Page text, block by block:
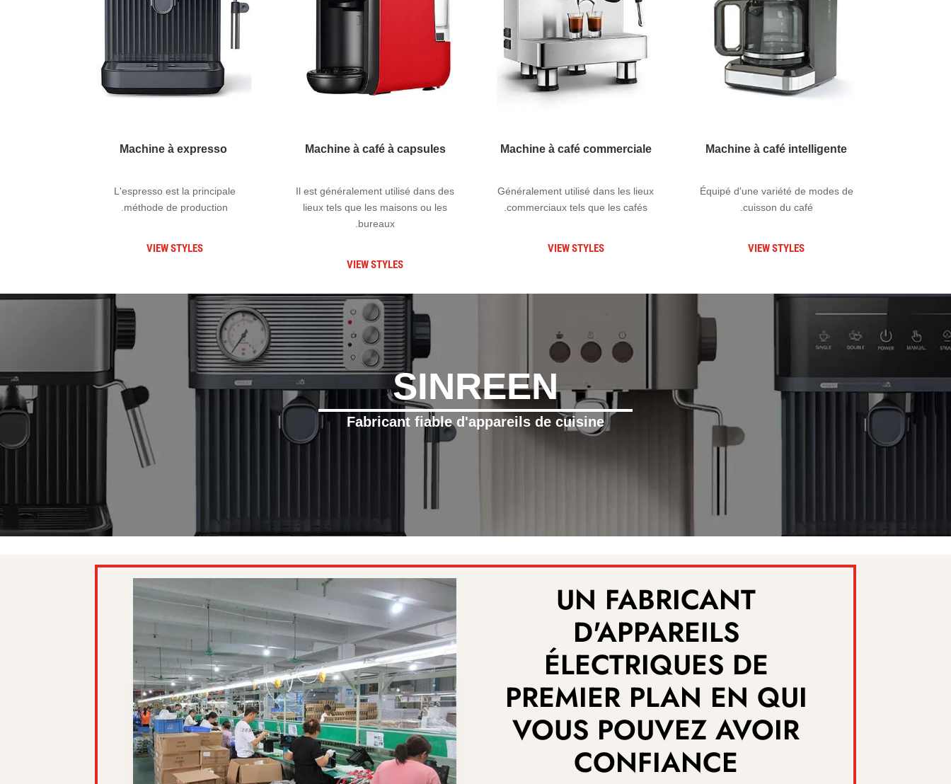
Machine à expresso
L'espresso est la principale
méthode de production.
VIEW STYLES
Machine à café à capsules
Il est généralement utilisé dans des
lieux tels que les maisons ou les
bureaux.
VIEW STYLES
Machine à café commerciale
Généralement utilisé dans les lieux
commerciaux tels que les cafés.
VIEW STYLES
Machine à café intelligente
Équipé d'une variété de modes de
cuisson du café.
VIEW STYLES
SINREEN
Fabricant fiable d'appareils de cuisine
UN FABRICANT
D'APPAREILS
ÉLECTRIQUES DE
PREMIER PLAN EN QUI
VOUS POUVEZ AVOIR
CONFIANCE